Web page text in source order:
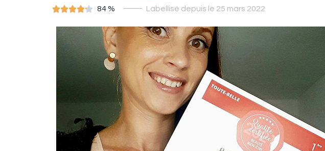
 84 % Labellisé depuis le 25 mars 2022